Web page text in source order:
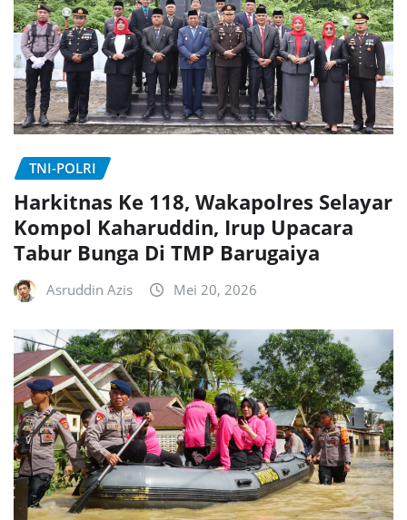
TNI-POLRI
Harkitnas Ke 118, Wakapolres Selayar
Kompol Kaharuddin, Irup Upacara
Tabur Bunga Di TMP Barugaiya
Asruddin Azis Mei 20, 2026